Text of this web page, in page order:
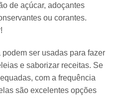
de açúcar, adoçantes
ou corantes.
ser usadas para fazer
e saborizar receitas. Se
com a frequência
são excelentes opções